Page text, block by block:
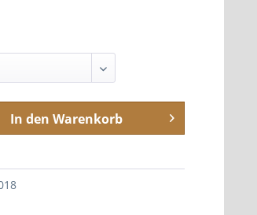
In den Warenkorb